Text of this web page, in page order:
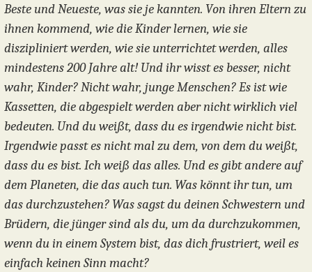
Beste und Neueste, was sie je kannten. Von ihren Eltern zu
ihnen kommend, wie die Kinder lernen, wie sie
diszipliniert werden, wie sie unterrichtet werden, alles
mindestens 200 Jahre alt! Und ihr wisst es besser, nicht
wahr, Kinder? Nicht wahr, junge Menschen? Es ist wie
Kassetten, die abgespielt werden aber nicht wirklich viel
bedeuten. Und du weißt, dass du es irgendwie nicht bist.
Irgendwie passt es nicht mal zu dem, von dem du weißt,
dass du es bist. Ich weiß das alles. Und es gibt andere auf
dem Planeten, die das auch tun. Was könnt ihr tun, um
das durchzustehen? Was sagst du deinen Schwestern und
Brüdern, die jünger sind als du, um da durchzukommen,
wenn du in einem System bist, das dich frustriert, weil es
einfach keinen Sinn macht?